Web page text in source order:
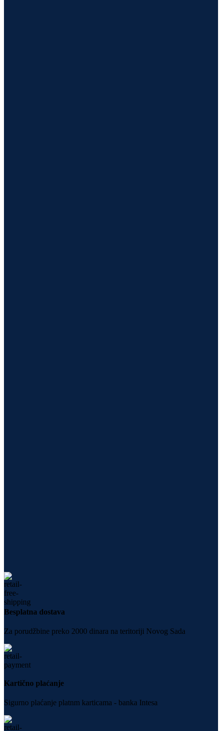
Besplatna dostava
Za porudžbine preko 2000 dinara na teritoriji Novog Sada
Kartično plaćanje
Sigurno plaćanje platnm karticama - banka Intesa